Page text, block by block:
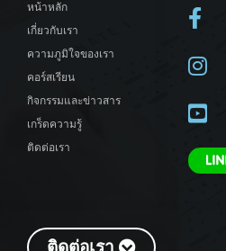
ติดต่อเรา
หน้าหลัก
เกี่ยวกับเรา
ความภูมิใจของเรา
คอร์สเรียน
กิจกรรมและข่าวสาร
เกร็ดความรู้
ติดต่อเรา